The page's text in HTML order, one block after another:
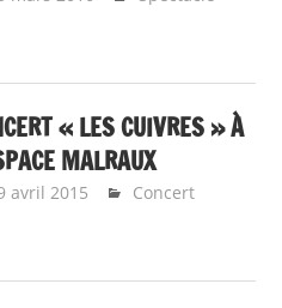
« LES CUIVRES » À
MALRAUX
avril 2015 Emeline Design
Concert